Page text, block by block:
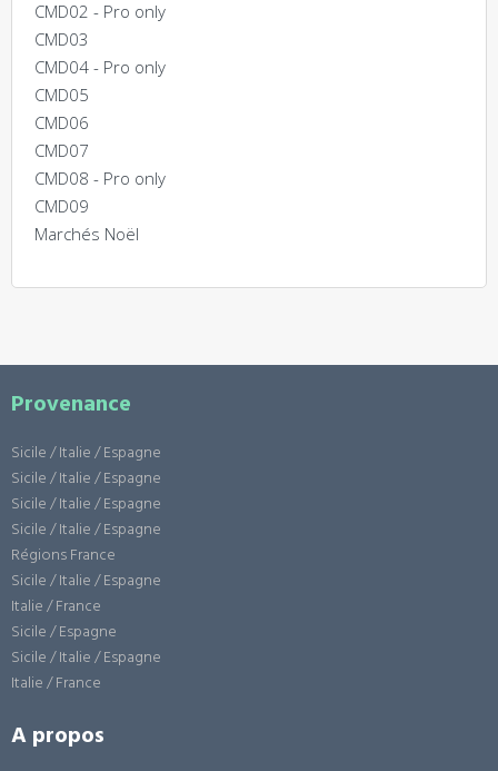
CMD02 - Pro only
CMD03
CMD04 - Pro only
CMD05
CMD06
CMD07
CMD08 - Pro only
CMD09
Marchés Noël
Provenance
Sicile / Italie / Espagne
Sicile / Italie / Espagne
Sicile / Italie / Espagne
Sicile / Italie / Espagne
Régions France
Sicile / Italie / Espagne
Italie / France
Sicile / Espagne
Sicile / Italie / Espagne
Italie / France
A propos